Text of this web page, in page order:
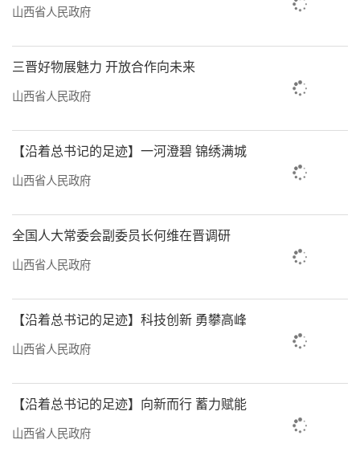
产方式转型结合起来，提出要“推广绿色生产
和节水灌溉技术，发展生态低碳农业”。这既
回应了当下环境改善的现实需求，也为乡村可
持续发展打下更牢固的基础。
21.9公斤，是十年前我国农作物亩均化肥
用量。而山西省也一定程度上存在过量施肥、
盲目施肥的问题，部分地区耕地甚至出现板
结、酸化等现象，同时叠加农用地膜“白色污
染”、农业面源污染等农业自身污染。
“农业的底色应该是绿色。”张海光认
为，“大水大肥”“大拆大建”的老路子再难
为继。现在，我省一些村庄已经实现农业生
产、农村建设、乡村生活生态良性循环，一套
绿色低碳循环的经济体系正在形成中。
万荣县南张乡李家村有个现代化苹果种植
基地，叫英春家庭农场。“我们自成立以来，
山西省人民政府
三晋好物展魅力 开放合作向未来
山西省人民政府
【沿着总书记的足迹】一河澄碧 锦绣满城
山西省人民政府
全国人大常委会副委员长何维在晋调研
山西省人民政府
【沿着总书记的足迹】科技创新 勇攀高峰
山西省人民政府
【沿着总书记的足迹】向新而行 蓄力赋能
山西省人民政府